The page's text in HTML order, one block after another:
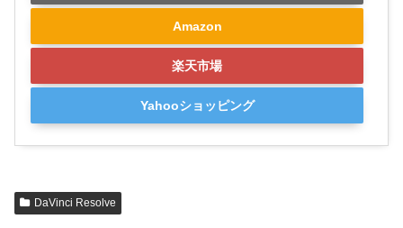
Amazon
楽天市場
Yahooショッピング
DaVinci Resolve